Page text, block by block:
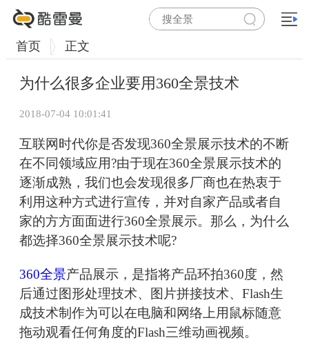
首页 正文
为什么很多企业要用360全景技术
2018-07-04 10:01:41
互联网时代你是否发现360全景展示技术的不断
在不同领域应用?由于现在360全景展示技术的
逐渐成熟，我们也会发现很多厂商也在热衷于
利用这种方式进行宣传，并对自家产品或者自
家的方方面面进行360全景展示。那么，为什么
都选择360全景展示技术呢?
360全景产品展示，是指将产品环拍360度，然
后通过图形处理技术、图片拼接技术、Flash生
成技术制作为可以在电脑和网络上用鼠标随意
拖动观看任何角度的Flash三维动画视频。